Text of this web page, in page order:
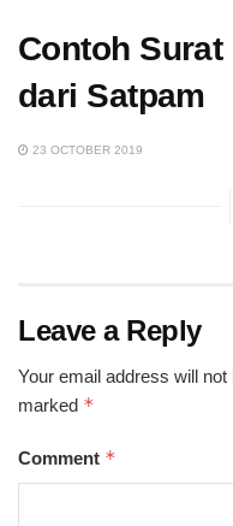
Contoh
dari Satpam
23 OCTOBER 2019
Leave a Reply
Your email address will not
marked *
Comment *